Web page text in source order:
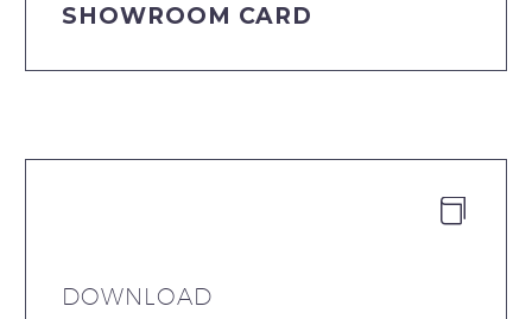
SHOWROOM CARD


DOWNLOAD